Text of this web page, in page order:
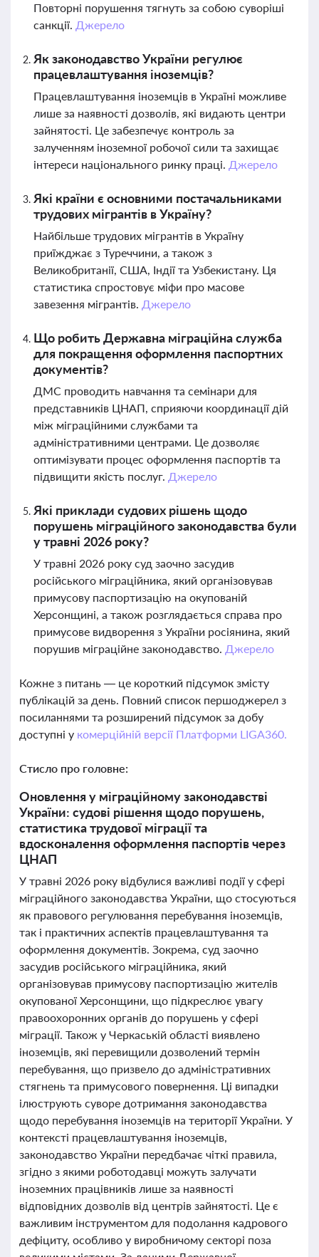
Повторні порушення тягнуть за собою суворіші
санкції. Джерело
Як законодавство України регулює
працевлаштування іноземців?
Працевлаштування іноземців в Україні можливе
лише за наявності дозволів, які видають центри
зайнятості. Це забезпечує контроль за
залученням іноземної робочої сили та захищає
інтереси національного ринку праці. Джерело
Які країни є основними постачальниками
трудових мігрантів в Україну?
Найбільше трудових мігрантів в Україну
приїжджає з Туреччини, а також з
Великобританії, США, Індії та Узбекистану. Ця
статистика спростовує міфи про масове
завезення мігрантів. Джерело
Що робить Державна міграційна служба
для покращення оформлення паспортних
документів?
ДМС проводить навчання та семінари для
представників ЦНАП, сприяючи координації дій
між міграційними службами та
адміністративними центрами. Це дозволяє
оптимізувати процес оформлення паспортів та
підвищити якість послуг. Джерело
Які приклади судових рішень щодо
порушень міграційного законодавства були
у травні 2026 року?
У травні 2026 року суд заочно засудив
російського міграційника, який організовував
примусову паспортизацію на окупованій
Херсонщині, а також розглядається справа про
примусове видворення з України росіянина, який
порушив міграційне законодавство. Джерело
Кожне з питань — це короткий підсумок змісту
публікацій за день. Повний список першоджерел з
посиланнями та розширений підсумок за добу
доступні у комерційній версії Платформи LIGA360.
Стисло про головне:
Оновлення у міграційному законодавстві
України: судові рішення щодо порушень,
статистика трудової міграції та
вдосконалення оформлення паспортів через
ЦНАП
У травні 2026 року відбулися важливі події у сфері
міграційного законодавства України, що стосуються
як правового регулювання перебування іноземців,
так і практичних аспектів працевлаштування та
оформлення документів. Зокрема, суд заочно
засудив російського міграційника, який
організовував примусову паспортизацію жителів
окупованої Херсонщини, що підкреслює увагу
правоохоронних органів до порушень у сфері
міграції. Також у Черкаській області виявлено
іноземців, які перевищили дозволений термін
перебування, що призвело до адміністративних
стягнень та примусового повернення. Ці випадки
ілюструють суворе дотримання законодавства
щодо перебування іноземців на території України. У
контексті працевлаштування іноземців,
законодавство України передбачає чіткі правила,
згідно з якими роботодавці можуть залучати
іноземних працівників лише за наявності
відповідних дозволів від центрів зайнятості. Це є
важливим інструментом для подолання кадрового
дефіциту, особливо у виробничому секторі поза